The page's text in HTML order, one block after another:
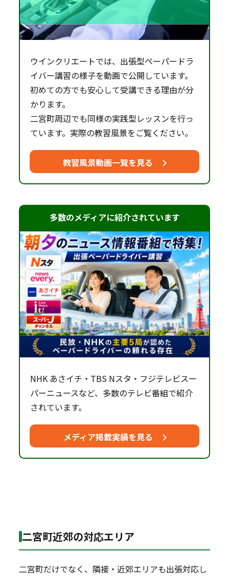
ウインクリエートでは、出張型ペーパードラ
イバー講習の様子を動画で公開しています。
初めての方でも安心して受講できる理由が分
かります。
二宮町周辺でも同様の実践型レッスンを行っ
ています。実際の教習風景をご覧ください。
教習風景動画一覧を見る
多数のメディアに紹介されています
NHK あさイチ・TBS Nスタ・フジテレビスー
パーニュースなど、多数のテレビ番組で紹介
されています。
メディア掲載実績を見る
二宮町近郊の対応エリア
二宮町だけでなく、隣接・近郊エリアも出張対応し